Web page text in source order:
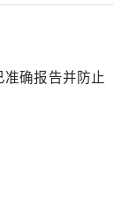
确报告并防止